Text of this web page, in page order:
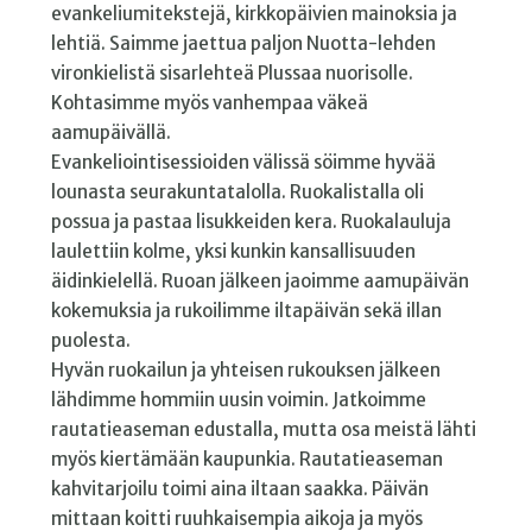
evankeliumitekstejä, kirkkopäivien mainoksia ja
lehtiä. Saimme jaettua paljon Nuotta-lehden
vironkielistä sisarlehteä Plussaa nuorisolle.
Kohtasimme myös vanhempaa väkeä
aamupäivällä.
Evankeliointisessioiden välissä söimme hyvää
lounasta seurakuntatalolla. Ruokalistalla oli
possua ja pastaa lisukkeiden kera. Ruokalauluja
laulettiin kolme, yksi kunkin kansallisuuden
äidinkielellä. Ruoan jälkeen jaoimme aamupäivän
kokemuksia ja rukoilimme iltapäivän sekä illan
puolesta.
Hyvän ruokailun ja yhteisen rukouksen jälkeen
lähdimme hommiin uusin voimin. Jatkoimme
rautatieaseman edustalla, mutta osa meistä lähti
myös kiertämään kaupunkia. Rautatieaseman
kahvitarjoilu toimi aina iltaan saakka. Päivän
mittaan koitti ruuhkaisempia aikoja ja myös